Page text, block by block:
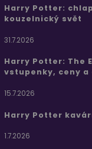
Harry Potter:
kouzelnický svět
31.7.2026
Harry Potter: The
vstupenky, ceny a
15.7.2026
Harry Potter
1.7.2026